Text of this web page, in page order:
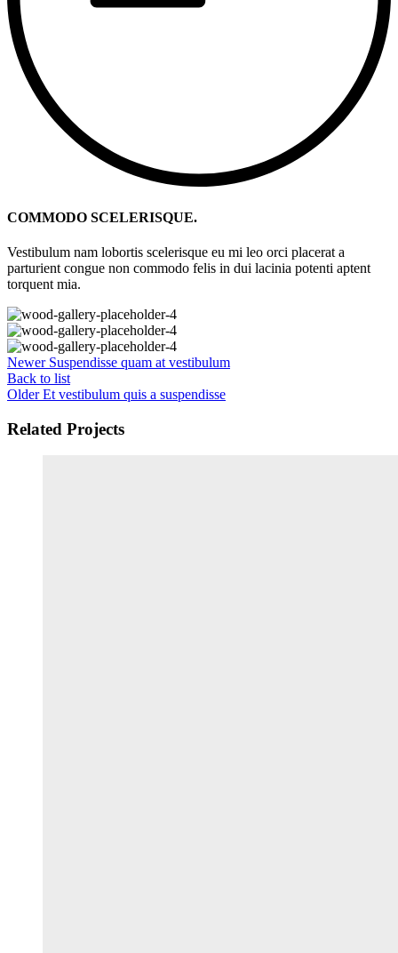
COMMODO SCELERISQUE.
Vestibulum nam lobortis scelerisque eu mi leo orci placerat a
parturient congue non commodo felis in dui lacinia potenti aptent
torquent mia.
Newer Suspendisse quam at vestibulum
Back to list
Older Et vestibulum quis a suspendisse
Related Projects